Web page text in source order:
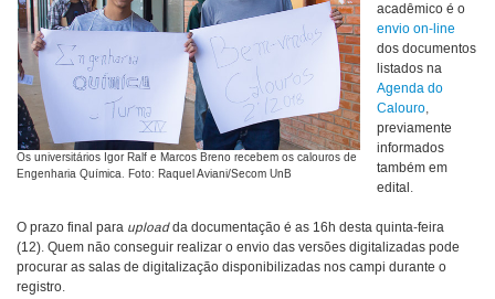
Os universitários Igor Ralf e Marcos Breno recebem os calouros de
Engenharia Química. Foto: Raquel Aviani/Secom UnB
acadêmico é o
envio on-line
dos documentos
listados na
Agenda do
Calouro,
previamente
informados
também em
edital.
O prazo final para uploadda documentação é as 16h desta quinta-feira
(12). Quem não conseguir realizar o envio das versões digitalizadas pode
procurar as salas de digitalização disponibilizadas nos campi durante o
registro.